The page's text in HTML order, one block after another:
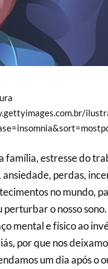
família, estresse do
perdas,
no mundo,
o nosso
mental e físico ao
por que nos
um dia após o